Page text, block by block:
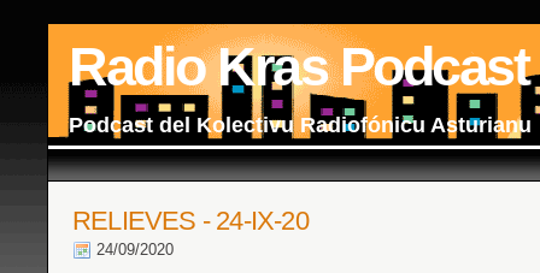
Radio Kras Podcast
Podcast del Kolectivu Radiofónicu Asturianu
RELIEVES - 24-IX-20
24/09/2020